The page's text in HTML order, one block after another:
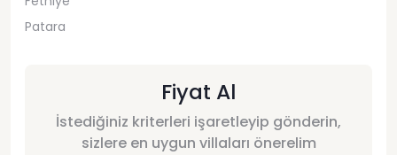
Patara
Fiyat Al
İstediğiniz kriterleri işaretleyip gönderin,
sizlere en uygun villaları önerelim